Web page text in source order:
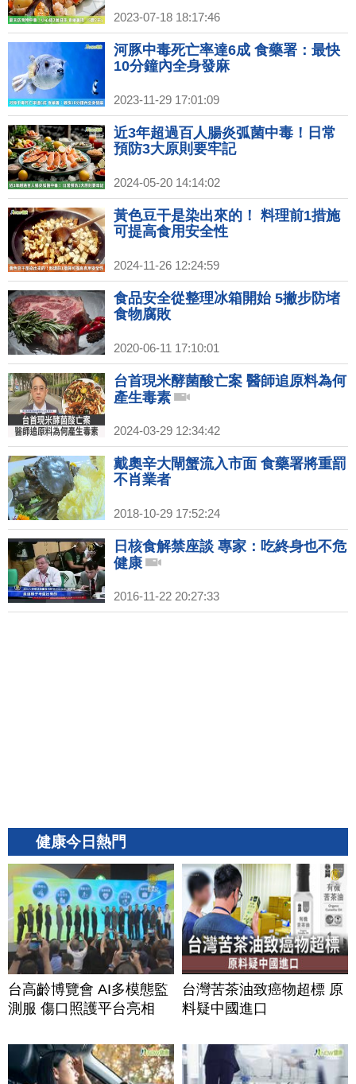
2023-07-18 18:17:46
河豚中毒死亡率達6成 食藥署：最快
10分鐘內全身發麻
2023-11-29 17:01:09
近3年超過百人腸炎弧菌中毒！日常
預防3大原則要牢記
2024-05-20 14:14:02
黃色豆干是染出來的！ 料理前1措施
可提高食用安全性
2024-11-26 12:24:59
食品安全從整理冰箱開始 5撇步防堵
食物腐敗
2020-06-11 17:10:01
台首現米酵菌酸亡案 醫師追原料為何
產生毒素
2024-03-29 12:34:42
戴奧辛大閘蟹流入市面 食藥署將重罰
不肖業者
2018-10-29 17:52:24
日核食解禁座談 專家：吃終身也不危
健康
2016-11-22 20:27:33
健康今日熱門
台高齡博覽會 AI多模態監
測服 傷口照護平台亮相
台灣苦茶油致癌物超標 原
料疑中國進口